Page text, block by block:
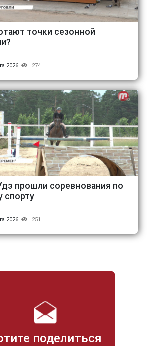
поделиться
точки сезонной
2026 274
прошли соревнования по
спорту
2026 251